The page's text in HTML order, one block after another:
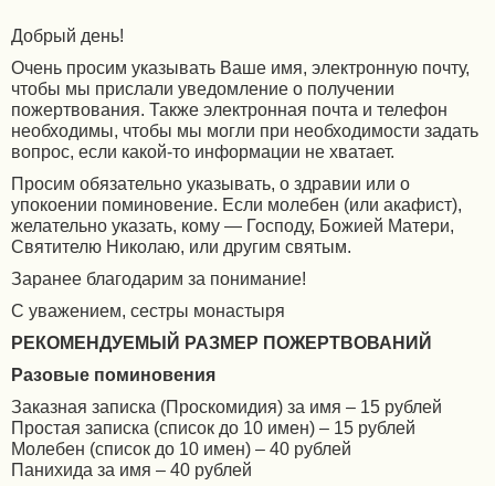
Добрый день!
Очень просим указывать Ваше имя, электронную почту,
чтобы мы прислали уведомление о получении
пожертвования. Также электронная почта и телефон
необходимы, чтобы мы могли при необходимости задать
вопрос, если какой-то информации не хватает.
Просим обязательно указывать, о здравии или о
упокоении поминовение. Если молебен (или акафист),
желательно указать, кому — Господу, Божией Матери,
Святителю Николаю, или другим святым.
Заранее благодарим за понимание!
С уважением, сестры монастыря
РЕКОМЕНДУЕМЫЙ РАЗМЕР ПОЖЕРТВОВАНИЙ
Разовые поминовения
Заказная записка (Проскомидия) за имя – 15 рублей
Простая записка (список до 10 имен) – 15 рублей
Молебен (список до 10 имен) – 40 рублей
Панихида за имя – 40 рублей